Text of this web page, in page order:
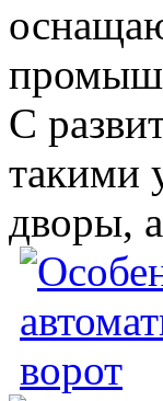
С
такими
дворы,